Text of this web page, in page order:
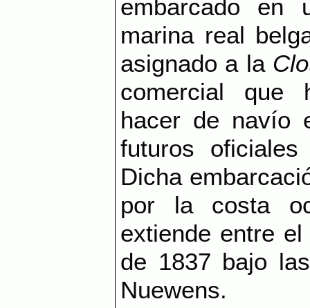
embarcado en
marina real
asignado a la
comercial que
hacer de navío
futuros
Dicha
por la costa
extiende entre
de 1837 bajo
Nuewens.